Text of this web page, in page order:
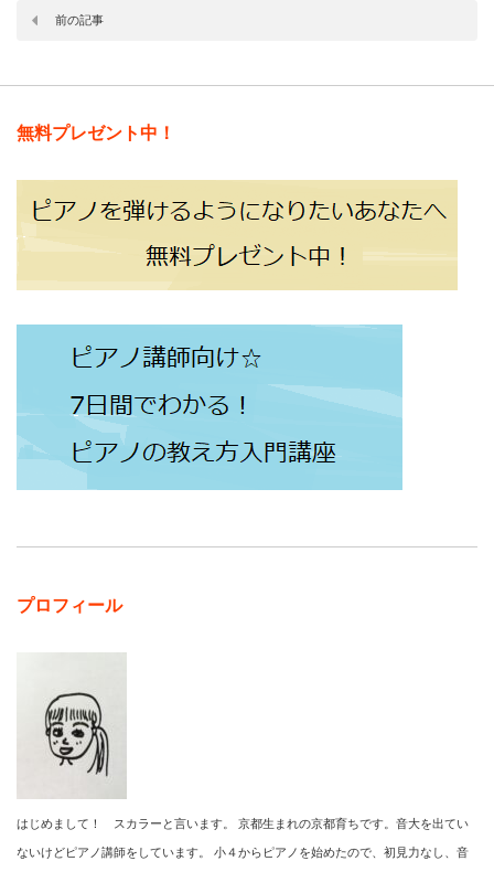
前の記事
無料プレゼント中！
プロフィール
はじめまして！ スカラーと言います。 京都生まれの京都育ちです。音大を出てい
ないけどピアノ講師をしています。 小４からピアノを始めたので、初見力なし、音